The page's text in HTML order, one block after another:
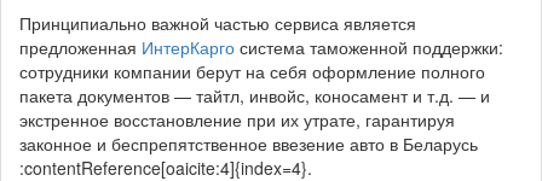
Принципиально важной частью сервиса является
предложенная ИнтерКарго система таможенной поддержки:
сотрудники компании берут на себя оформление полного
пакета документов — тайтл, инвойс, коносамент и т.д. — и
экстренное восстановление при их утрате, гарантируя
законное и беспрепятственное ввезение авто в Беларусь
:contentReference[oaicite:4]{index=4}.